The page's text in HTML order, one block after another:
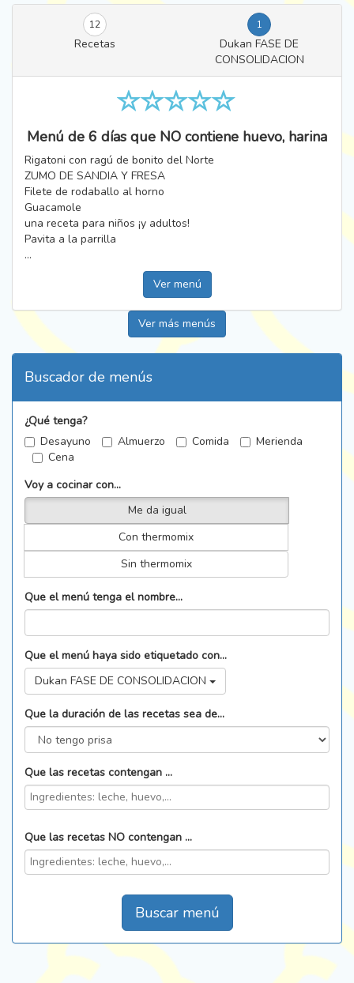
12 1
Recetas
Dukan FASE DE
CONSOLIDACION
Menú de 6 días que NO contiene huevo, harina
Rigatoni con ragú de bonito del Norte
ZUMO DE SANDIA Y FRESA
Filete de rodaballo al horno
Guacamole
una receta para niños ¡y adultos!
Pavita a la parrilla
...
Ver menú
Ver más menús
Buscador de menús
¿Qué tenga?
Desayuno
Almuerzo Comida
Merienda
Cena
Voy a cocinar con...
Me da igual
Con thermomix
Sin thermomix
Que el menú tenga el nombre...
Que el menú haya sido etiquetado con...
Dukan FASE DE CONSOLIDACION
Que la duración de las recetas sea de...
Que las recetas contengan ...
Que las recetas NO contengan ...
Buscar menú